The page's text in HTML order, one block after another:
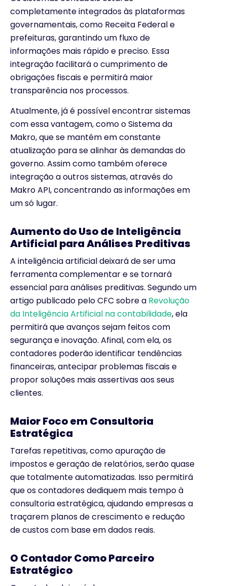
completamente integrados às plataformas
governamentais, como Receita Federal e
prefeituras, garantindo um fluxo de
informações mais rápido e preciso. Essa
integração facilitará o cumprimento de
obrigações fiscais e permitirá maior
transparência nos processos.
Atualmente, já é possível encontrar sistemas
com essa vantagem, como o Sistema da
Makro, que se mantém em constante
atualização para se alinhar às demandas do
governo. Assim como também oferece
integração a outros sistemas, através do
Makro API, concentrando as informações em
um só lugar.
Aumento do Uso de Inteligência
Artificial para Análises Preditivas
A inteligência artificial deixará de ser uma
ferramenta complementar e se tornará
essencial para análises preditivas. Segundo um
artigo publicado pelo CFC sobre a Revolução
da Inteligência Artificial na contabilidade, ela
permitirá que avanços sejam feitos com
segurança e inovação. Afinal, com ela, os
contadores poderão identificar tendências
financeiras, antecipar problemas fiscais e
propor soluções mais assertivas aos seus
clientes.
Maior Foco em Consultoria
Estratégica
Tarefas repetitivas, como apuração de
impostos e geração de relatórios, serão quase
que totalmente automatizadas. Isso permitirá
que os contadores dediquem mais tempo à
consultoria estratégica, ajudando empresas a
traçarem planos de crescimento e redução
de custos com base em dados reais.
O Contador Como Parceiro
Estratégico